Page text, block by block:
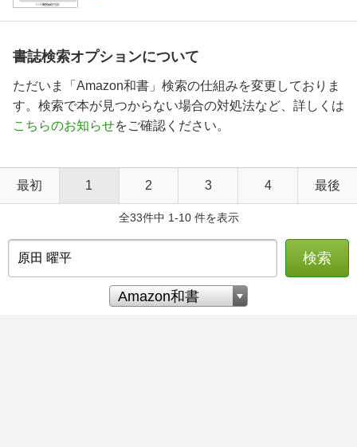
書誌検索オプションについて
ただいま「Amazon和書」検索の仕組みを変更しておりま
す。検索で本が見つからない場合の対処法など、詳しくは
こちらのお知らせをご確認ください。
最初 1 2 3 4 最後
全33件中 1-10 件を表示
検索